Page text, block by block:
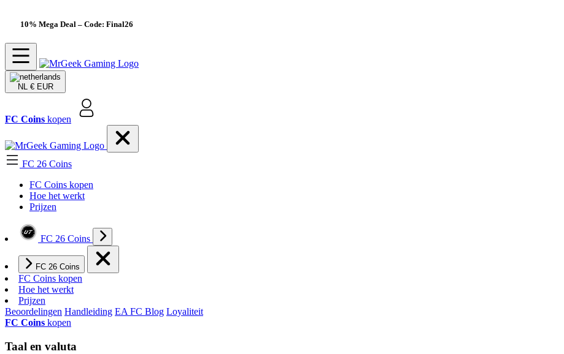
10% Mega Deal – Code: Final26
NL € EUR
FC Coins kopen
FC 26 Coins
FC Coins kopen
Hoe het werkt
Prijzen
FC 26 Coins
FC 26 Coins
FC Coins kopen
Hoe het werkt
Prijzen
Beoordelingen Handleiding EA FC Blog Loyaliteit
FC Coins kopen
Taal en valuta